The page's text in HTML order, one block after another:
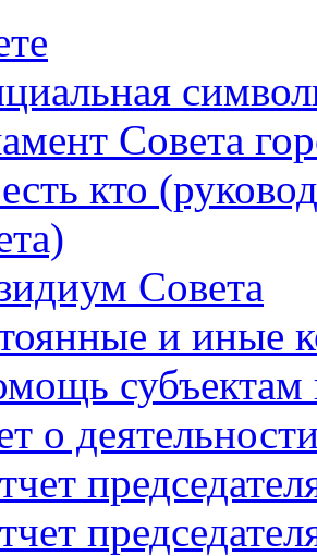
Совета
кто
Совета
и иные
субъектам
о